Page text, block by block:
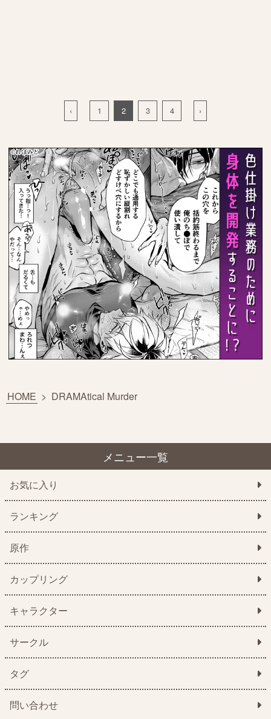
‹ 1 2 3 4 ›
HOME > DRAMAtical Murder
メニュー一覧
お気に入り
ランキング
原作
カップリング
キャラクター
サークル
タグ
問い合わせ